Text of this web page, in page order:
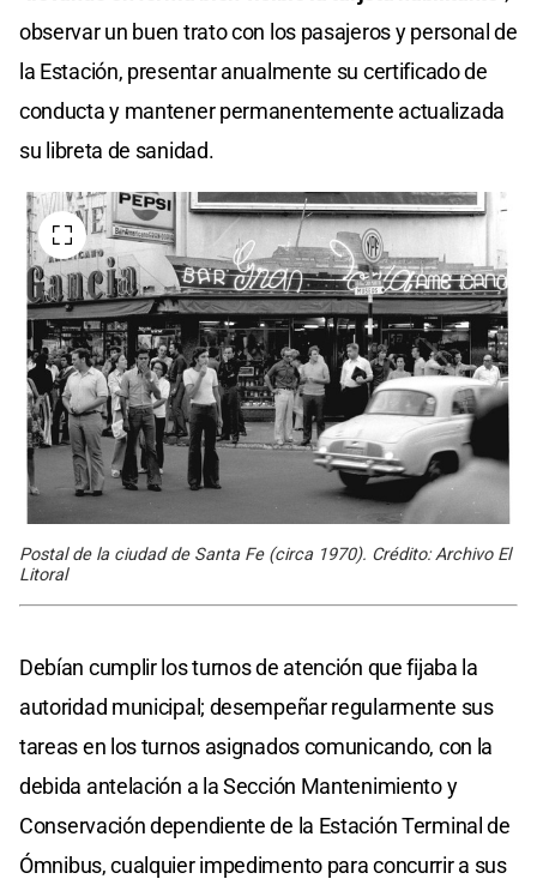
observar un buen trato con los pasajeros y personal de
la Estación, presentar anualmente su certificado de
conducta y mantener permanentemente actualizada
su libreta de sanidad.
Postal de la ciudad de Santa Fe (circa 1970). Crédito: Archivo El
Litoral
Debían cumplir los turnos de atención que fijaba la
autoridad municipal; desempeñar regularmente sus
tareas en los turnos asignados comunicando, con la
debida antelación a la Sección Mantenimiento y
Conservación dependiente de la Estación Terminal de
Ómnibus, cualquier impedimento para concurrir a sus